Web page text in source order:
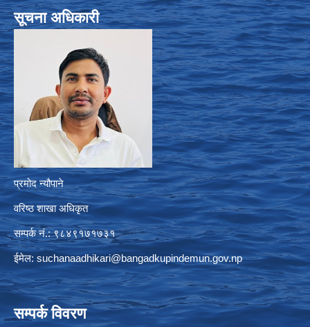
सूचना अधिकारी
प्रमोद न्यौपाने
वरिष्ठ शाखा अधिकृत
सम्पर्क नं.: ९८४९१७१७३१
ईमेल: suchanaadhikari@bangadkupindemun.gov.np
सम्पर्क विवरण